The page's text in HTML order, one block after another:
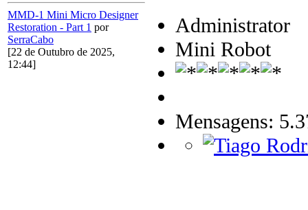
MMD-1 Mini Micro Designer
Restoration - Part 1 por
SerraCabo
[22 de Outubro de 2025,
12:44]
Administrator
Mini Robot
Mensagens: